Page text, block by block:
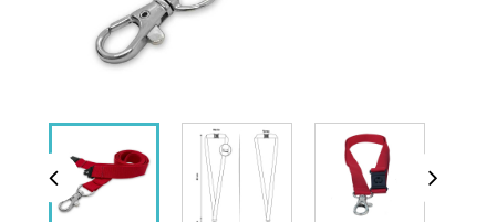
ÉCORESPONSABLE
Compte client